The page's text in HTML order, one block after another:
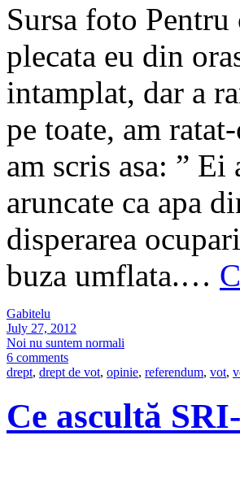
Sursa foto
plecata eu din
intamplat, dar a
pe toate, am
am scris asa: ”
aruncate ca apa
disperarea
buza umflata.…
Gabitelu
July 27, 2012
Noi nu suntem normali
6 comments
drept, drept de vot, opinie, referendum, vot,
Ce ascultă